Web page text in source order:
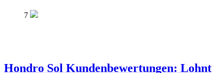
7
Hondro Sol Kundenbewertungen: Lohnt